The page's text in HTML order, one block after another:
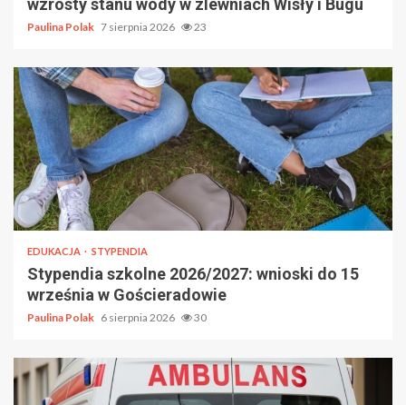
wzrosty stanu wody w zlewniach Wisły i Bugu
Paulina Polak 7 sierpnia 2026 23
EDUKACJA STYPENDIA
Stypendia szkolne 2026/2027: wnioski do 15
września w Gościeradowie
Paulina Polak 6 sierpnia 2026 30